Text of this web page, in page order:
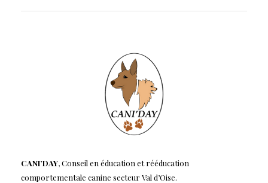
CANI’DAY, Conseil en éducation et rééducation
comportementale canine secteur Val d’Oise.